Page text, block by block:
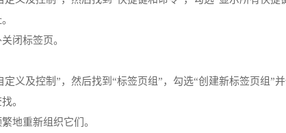
闭标签页。
义及控制”，然后找到“标签页组”，勾选“创建新标签页组”
。
地重新组织它们。